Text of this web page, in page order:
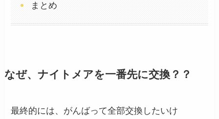
まとめ
なぜ、ナイトメアを一番先に交換？？
最終的には、がんばって全部交換したいけ